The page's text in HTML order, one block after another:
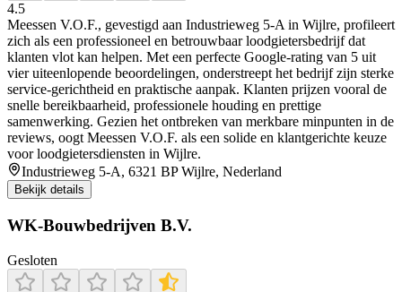
4.5
Meessen V.O.F., gevestigd aan Industrieweg 5‑A in Wijlre, profileert
zich als een professioneel en betrouwbaar loodgietersbedrijf dat
klanten vlot kan helpen. Met een perfecte Google‑rating van 5 uit
vier uiteenlopende beoordelingen, onderstreept het bedrijf zijn sterke
service‑gerichtheid en praktische aanpak. Klanten prijzen vooral de
snelle bereikbaarheid, professionele houding en prettige
samenwerking. Gezien het ontbreken van merkbare minpunten in de
reviews, oogt Meessen V.O.F. als een solide en klantgerichte keuze
voor loodgietersdiensten in Wijlre.
Industrieweg 5-A, 6321 BP Wijlre, Nederland
Bekijk details
WK-Bouwbedrijven B.V.
Gesloten